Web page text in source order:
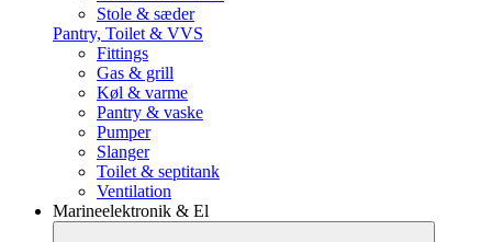
Stole & sæder
Pantry, Toilet & VVS
Fittings
Gas & grill
Køl & varme
Pantry & vaske
Pumper
Slanger
Toilet & septitank
Ventilation
Marineelektronik & El